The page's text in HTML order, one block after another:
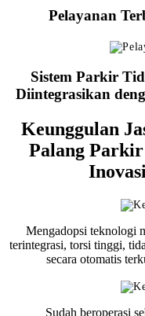
Pelayanan
Sistem Parkir
Diintegrasikan
Keunggulan
Palang
Mengadopsi teknologi
terintegrasi, torsi tinggi,
secara otomatis
Sudah beroperasi